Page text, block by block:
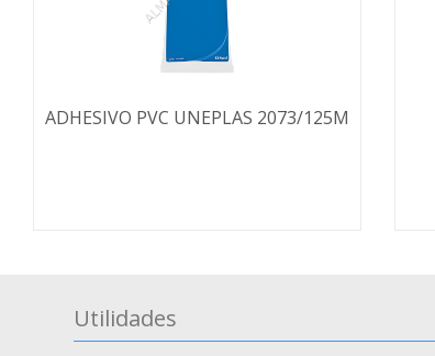
ADHESIVO PVC UNEPLAS 2073/125M
Utilidades